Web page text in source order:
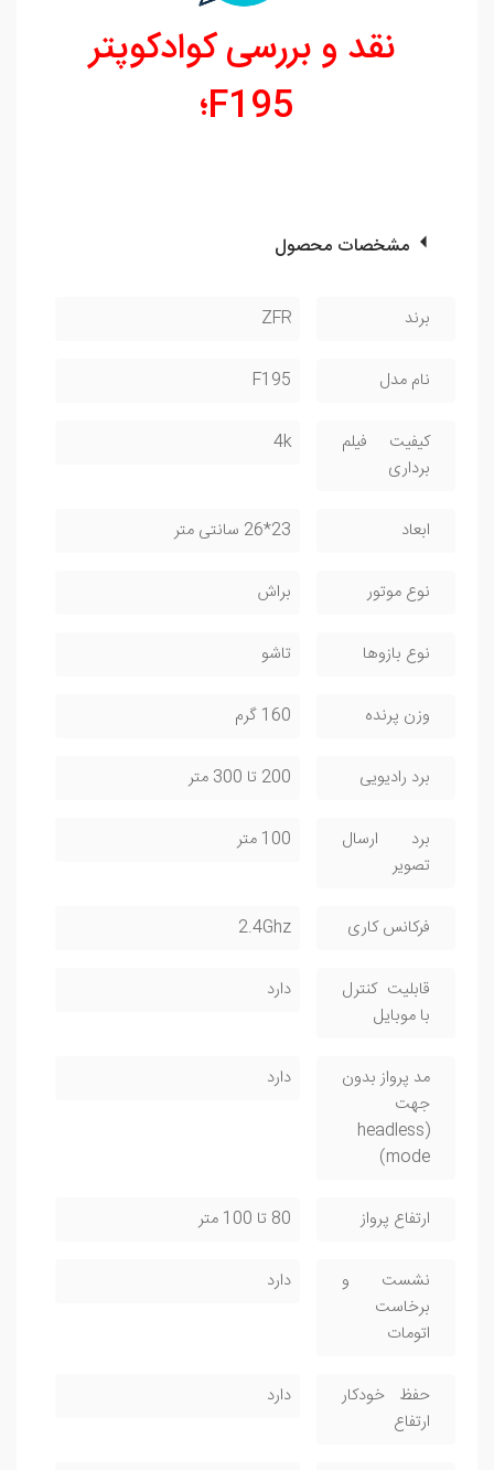
نقد و بررسی کوادکوپتر
F195؛
مشخصات محصول
برند ZFR
نام مدل F195
کیفیت فیلم
برداری
4k
ابعاد 23*26 سانتی متر
نوع موتور براش
نوع بازوها تاشو
وزن پرنده 160 گرم
برد رادیویی 200 تا 300 متر
برد ارسال
تصویر
100 متر
فرکانس کاری 2.4Ghz
قابلیت کنترل
با موبایل
دارد
مد پرواز بدون
جهت
(headless
mode)
دارد
ارتفاع پرواز 80 تا 100 متر
نشست و
برخاست
اتومات
دارد
حفظ خودکار
ارتفاع
دارد